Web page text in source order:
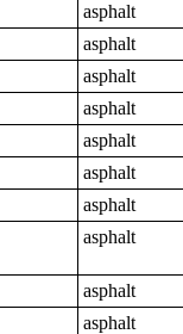
asphalt
asphalt
asphalt
asphalt
asphalt
asphalt
asphalt
asphalt
asphalt
asphalt